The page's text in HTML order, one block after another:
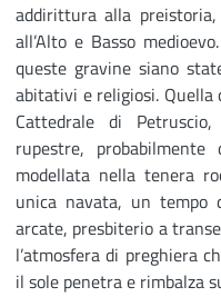
addirittura alla
all’Alto e Basso
queste gravine siano
abitativi e religiosi. Quella
Cattedrale di
rupestre,
modellata nella tenera
unica navata, un tempo
arcate, presbiterio a
l’atmosfera di preghiera
il sole penetra e rimbalza